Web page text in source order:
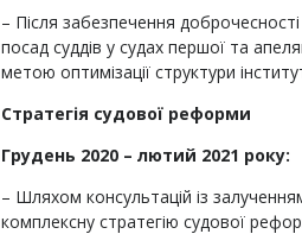
– Після забезпечення
посад суддів у судах першої та
метою оптимізації структури
Стратегія судової реформи
Грудень 2020 – лютий 2021 року:
– Шляхом консультацій із
комплексну стратегію судової